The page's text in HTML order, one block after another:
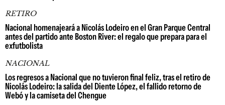
RETIRO
Nacional homenajeará a Nicolás Lodeiro en el Gran Parque Central
antes del partido ante Boston River: el regalo que prepara para el
exfutbolista
NACIONAL
Los regresos a Nacional que no tuvieron final feliz, tras el retiro de
Nicolás Lodeiro: la salida del Diente López, el fallido retorno de
Webó y la camiseta del Chengue